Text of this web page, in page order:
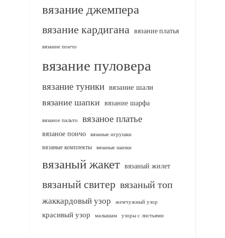
вязание джемпера
вязание кардигана вязание платья
вязание пончо
вязание пуловера
вязание туники вязание шали
вязание шапки вязание шарфа
вязаное пальто вязаное платье
вязаное пончо вязаные игрушки
вязаные комплекты
вязаные шапки
вязаный жакет вязаный жилет
вязаный свитер вязаный топ
жаккардовый узор жемчужный узор
красивый узор малышам узоры с листьями